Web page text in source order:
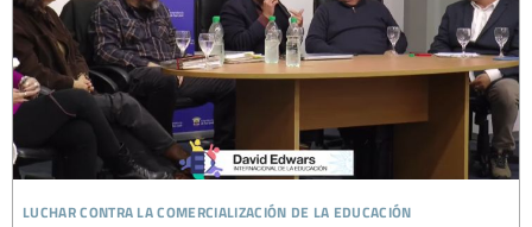
luchar contra la comercialización de la educación